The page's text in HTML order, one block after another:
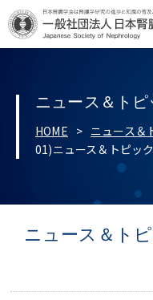
ニュース＆ト
HOME
ニュース＆
01)ニュース＆トピッ
ニュース＆ト